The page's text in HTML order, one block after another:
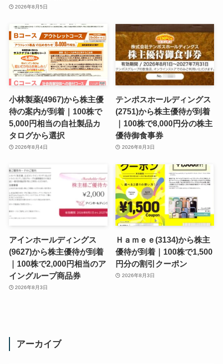
2026年8月5日
小林製薬(4967)から株主優
待の案内が到着｜100株で
5,000円相当の自社製品カ
タログから選択
2026年8月4日
テンポスホールディングス
(2751)から株主優待が到着
｜100株で8,000円分の株主
優待御食事券
2026年8月3日
アインホールディングス
(9627)から株主優待が到着
｜100株で2,000円相当のア
イングループ商品券
2026年8月3日
Ｈａｍｅｅ(3134)から株主
優待が到着｜100株で1,500
円分の割引クーポン
2026年8月3日
アーカイブ